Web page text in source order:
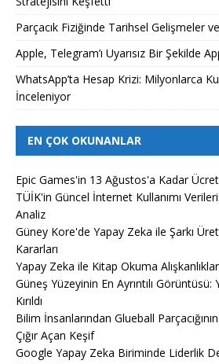
Parçacık Fiziğinde Tarihsel Gelişmeler
Apple, Telegram’ı Uyarısız Bir Şekilde
WhatsApp’ta Hesap Krizi: Milyonlarca
İnceleniyor
EN ÇOK OKUNANLAR
Epic Games'in 13 Ağustos'a Kadar
TÜİK'in Güncel İnternet Kullanımı
Analiz
Güney Kore'de Yapay Zeka ile Şarkı
Kararları
Yapay Zeka ile Kitap Okuma
Güneş Yüzeyinin En Ayrıntılı
Kırıldı
Bilim İnsanlarından Glueball Parçacığının
Çığır Açan Keşif
Google Yapay Zeka Biriminde Liderlik